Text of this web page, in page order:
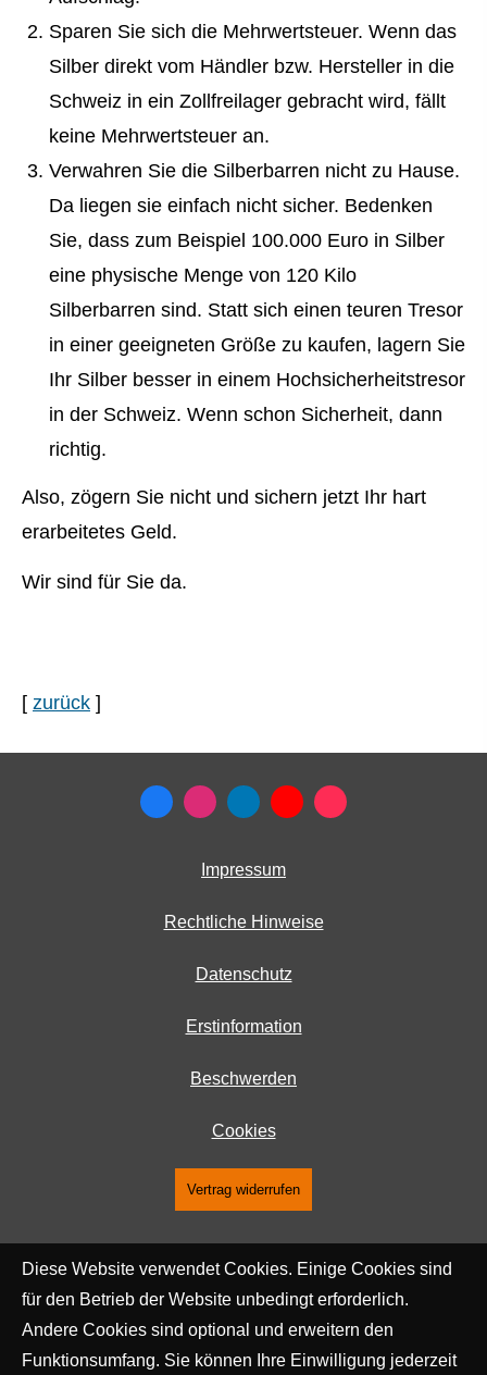
Sparen Sie sich die Mehrwertsteuer. Wenn das
Silber direkt vom Händler bzw. Hersteller in die
Schweiz in ein Zollfreilager gebracht wird, fällt
keine Mehrwertsteuer an.
Verwahren Sie die Silberbarren nicht zu Hause.
Da liegen sie einfach nicht sicher. Bedenken
Sie, dass zum Beispiel 100.000 Euro in Silber
eine physische Menge von 120 Kilo
Silberbarren sind. Statt sich einen teuren Tresor
in einer geeigneten Größe zu kaufen, lagern Sie
Ihr Silber besser in einem Hochsicherheitstresor
in der Schweiz. Wenn schon Sicherheit, dann
richtig.
Also, zögern Sie nicht und sichern jetzt Ihr hart
erarbeitetes Geld.
Wir sind für Sie da.
[ zurück ]
Impressum
Rechtliche Hinweise
Datenschutz
Erstinformation
Beschwerden
Cookies
Vertrag widerrufen
Diese Website verwendet Cookies. Einige Cookies sind
für den Betrieb der Website unbedingt erforderlich.
Andere Cookies sind optional und erweitern den
Funktionsumfang. Sie können Ihre Einwilligung jederzeit